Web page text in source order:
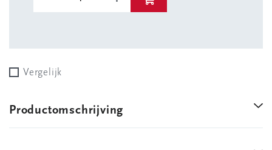
Vergelijk
Productomschrijving